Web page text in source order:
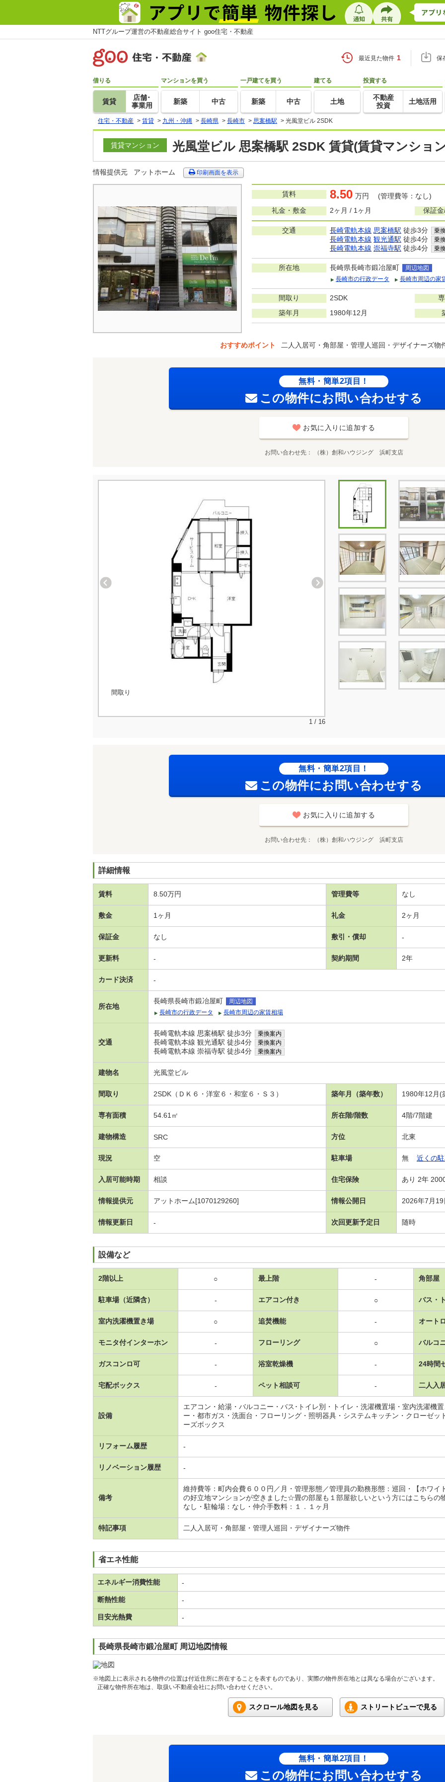
NTTグループ運営の不動産総合サイト goo住宅・不動産
最近見た物件 1 保
借りる
賃貸
店舗･
事業用
マンションを買う
新築 中古
一戸建てを買う
新築 中古
建てる
土地
投資する
不動産
投資
土地活用
住宅・不動産 > 賃貸 > 九州・沖縄 > 長崎県 > 長崎市 > 思案橋駅 > 光風堂ビル 2SDK
賃貸マンション 光風堂ビル 思案橋駅 2SDK 賃貸(賃貸マンショ
情報提供元 アットホーム 印刷画面を表示
賃料 8.50 万円 (管理費等：なし)
礼金・敷金
2ヶ月 / 1ヶ月 保証
交通 長崎電軌本線 思案橋駅 徒歩3分 乗
長崎電軌本線 観光通駅 徒歩4分 乗
長崎電軌本線 崇福寺駅 徒歩4分 乗
所在地 長崎県長崎市鍛冶屋町
周辺地図
長崎市の行政データ
長崎市周辺の家
間取り 2SDK
築年月 1980年12月
おすすめポイント 二人入居可・角部屋・管理人巡回・デザイナーズ物
無料・簡単2項目！
この物件にお問い合わせする
お気に入りに追加する
お問い合わせ先 （株）創和ハウジング 浜町支店
間取り
1 / 16
無料・簡単2項目！
この物件にお問い合わせする
お気に入りに追加する
お問い合わせ先 （株）創和ハウジング 浜町支店
詳細情報
賃料 8.50万円 管理費等 なし
敷金 1ヶ月 礼金 2ヶ月
保証金 なし 敷引・償却 -
更新料 - 契約期間 2年
カード決済 -
所在地
長崎県長崎市鍛冶屋町
周辺地図
長崎市の行政データ
長崎市周辺の家賃相場
交通
長崎電軌本線 思案橋駅 徒歩3分 乗換案内
長崎電軌本線 観光通駅 徒歩4分 乗換案内
長崎電軌本線 崇福寺駅 徒歩4分 乗換案内
建物名 光風堂ビル
間取り 2SDK（ＤＫ６・洋室６・和室６・Ｓ３） 築年月（築年数） 1980年12月(
専有面積 54.61㎡ 所在階/階数 4階/7階建
建物構造 SRC 方位 北東
現況 空 駐車場 無 近くの
入居可能時期 相談 住宅保険 あり 2年
情報提供元 アットホーム[1070129260] 情報公開日 2026年7月19
情報更新日 - 次回更新予定日 随時
設備など
2階以上 ○ 最上階 - 角部屋
駐車場（近隣含） - エアコン付き ○ バス・
室内洗濯機置き場 ○ 追焚機能 - オート
モニタ付インターホン - フローリング ○ バルコ
ガスコンロ可 - 浴室乾燥機 - 24時間
宅配ボックス - ペット相談可 - 二人入
設備
エアコン・給湯・バルコニー・バス･トイレ別・トイレ・洗濯機置場・室内洗濯機
ー・都市ガス・洗面台・フローリング・照明器具・システムキッチン・クローゼッ
ーズボックス
リフォーム履歴 -
リノベーション履歴 -
備考
維持費等：町内会費６００円／月・管理形態／管理員の勤務形態：巡回・【ホワイ
の好立地マンションが空きました☆畳の部屋も１部屋欲しいという方にはこちらの
なし・駐輪場：なし・仲介手数料：１．１ヶ月
特記事項 二人入居可・角部屋・管理人巡回・デザイナーズ物件
省エネ性能
エネルギー消費性能 -
断熱性能 -
目安光熱費 -
長崎県長崎市鍛冶屋町 周辺地図情報
※地図上に表示される物件の位置は付近住所に所在することを表すものであり、実際の物件所在地とは異なる場合がございます。
正確な物件所在地は、取扱い不動産会社にお問い合わせください。
スクロール地図を見る ストリートビューで見る
無料・簡単2項目！
この物件にお問い合わせする